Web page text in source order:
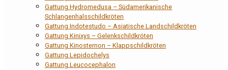
Gattung Hydromedusa – Südamerikanische
Schlangenhalsschildkröten
Gattung Indotestudo – Asiatische Landschildkröten
Gattung Kinixys – Gelenkschildkröten
Gattung Kinosternon – Klappschildkröten
Gattung Lepidochelys
Gattung Leucocephalon